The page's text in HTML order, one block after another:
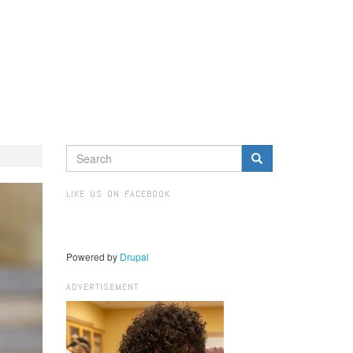
SEARCH
FORM
LIKE US ON FACEBOOK
Powered by Drupal
ADVERTISEMENT